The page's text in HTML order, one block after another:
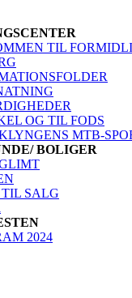
TIL
OG TIL FODS
MTB-
BOLIGER
SALG
2024